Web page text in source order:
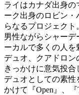
ライはカナダ出身
ーク出身のロビン
らなるプロジェクト
男性ながらシャー
ーカルで多くの人を
デュオ、クアドロ
きっかけに意気投合
デュオとしての素性
かけて『Open』、